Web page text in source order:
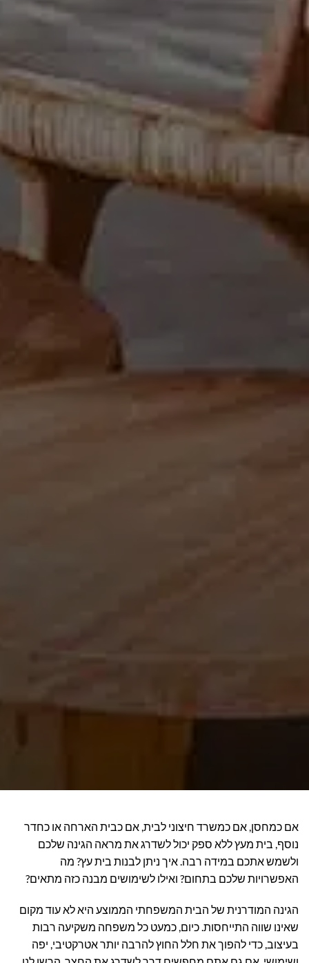
אם כמחסן, אם כמשרד חיצוני לבית, אם כבית הארחה או כחדר
נוסף, בית מעץ ללא ספק יכול לשדרג את מראה הגינה שלכם
ולשמש אתכם במידה רבה. איך ניתן לבנות בית עץ? מה
האפשרויות שלכם בתחום? ואילו לשימושים מבנה כזה מתאים?
הגינה המודרנית של הבית המשפחתי הממוצע היא לא עוד מקום
שאינו שווה התייחסות. כיום, כמעט כל משפחה משקיעה רבות
בעיצוב, כדי להפוך את חלל החוץ להרבה יותר אטרקטיבי, יפה